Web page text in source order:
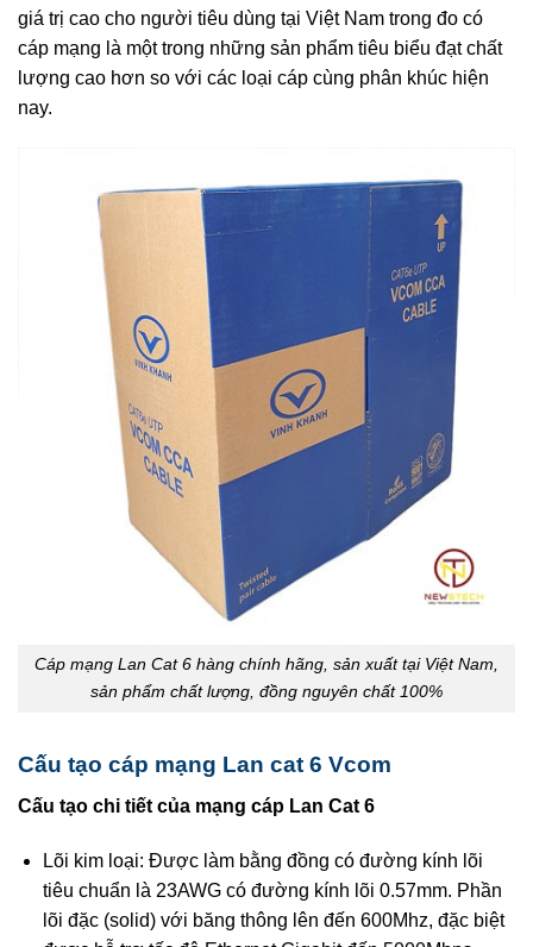
giá trị cao cho người tiêu dùng tại Việt Nam trong đo có
cáp mạng là một trong những sản phẩm tiêu biểu đạt chất
lượng cao hơn so với các loại cáp cùng phân khúc hiện
nay.
Cáp mạng Lan Cat 6 hàng chính hãng, sản xuất tại Việt Nam,
sản phẩm chất lượng, đồng nguyên chất 100%
Cấu tạo cáp mạng Lan cat 6 Vcom
Cấu tạo chi tiết của mạng cáp Lan Cat 6
Lõi kim loại: Được làm bằng đồng có đường kính lõi
tiêu chuẩn là 23AWG có đường kính lõi 0.57mm. Phần
lõi đặc (solid) với băng thông lên đến 600Mhz, đặc biệt